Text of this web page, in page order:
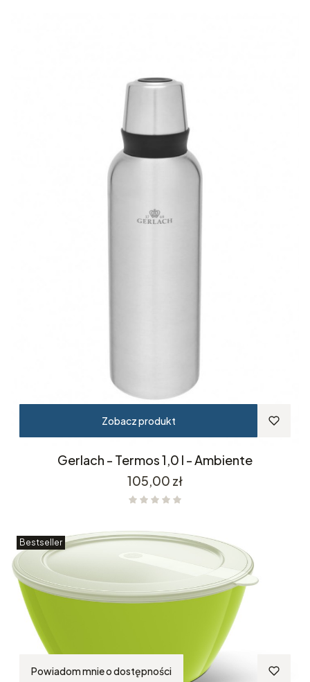
Zobacz produkt
Gerlach - Termos 1,0 l - Ambiente
Cena
105,00 zł
Bestseller
Powiadom mnie o dostępności